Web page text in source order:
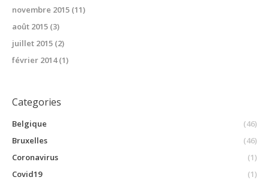
novembre 2015 (11)
août 2015 (3)
juillet 2015 (2)
février 2014(1)
Categories
Belgique
(46)
Bruxelles
(46)
Coronavirus
(1)
Covid19
(1)